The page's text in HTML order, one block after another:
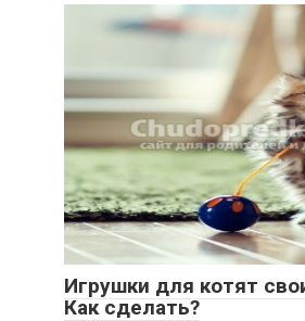
Игрушки для котят
Как сделать?